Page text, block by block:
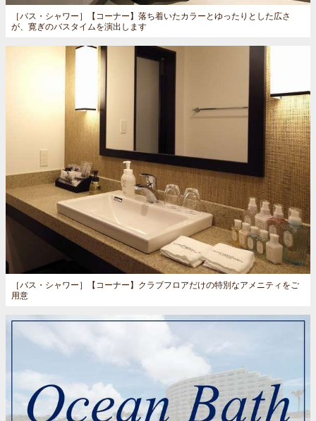
［バス・シャワー］
【コーナー】落ち着いたカラーとゆったりとした広さ
が、寛ぎのバスタイムを演出します
［バス・シャワー］
【コーナー】クラブフロアだけの特別なアメニティをご
用意